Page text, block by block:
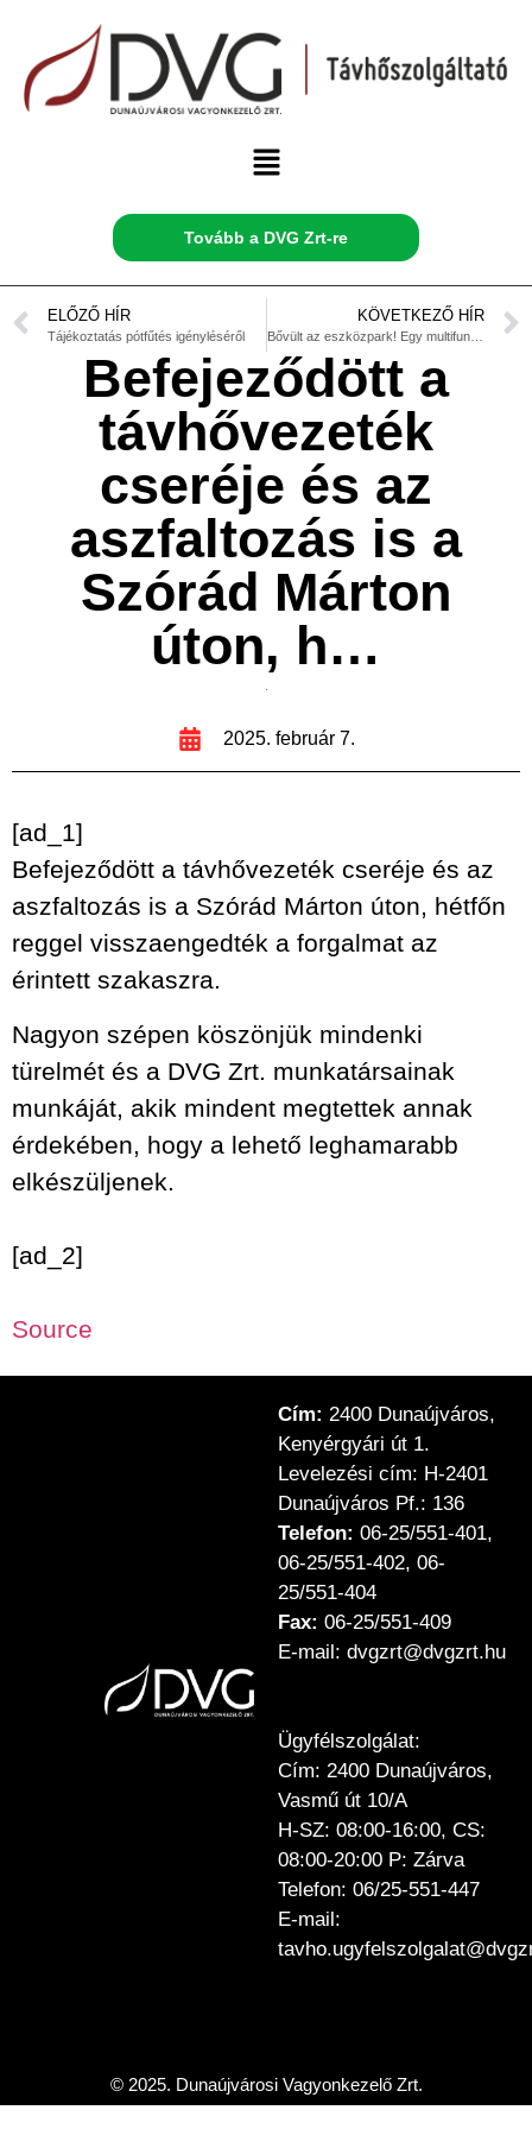
Tovább a DVG Zrt-re
ELŐZŐ HÍR
Tájékoztatás pótfűtés igényléséről
KÖVETKEZŐ HÍR
Bővült az eszközpark! Egy multifunkciós, több munkafolyamatra is alkalmazható…
Befejeződött a
távhővezeték
cseréje és az
aszfaltozás is a
Szórád Márton
úton, h…
2025. február 7.
[ad_1]
Befejeződött a távhővezeték cseréje és az
aszfaltozás is a Szórád Márton úton, hétfőn
reggel visszaengedték a forgalmat az
érintett szakaszra.
Nagyon szépen köszönjük mindenki
türelmét és a DVG Zrt. munkatársainak
munkáját, akik mindent megtettek annak
érdekében, hogy a lehető leghamarabb
elkészüljenek.
[ad_2]
Source
Cím: 2400 Dunaújváros,
Kenyérgyári út 1.
Levelezési cím: H-2401
Dunaújváros Pf.: 136
Telefon: 06-25/551-401,
06-25/551-402, 06-
25/551-404
Fax: 06-25/551-409
E-mail: dvgzrt@dvgzrt.hu
Ügyfélszolgálat:
Cím: 2400 Dunaújváros,
Vasmű út 10/A
H-SZ: 08:00-16:00, CS:
08:00-20:00 P: Zárva
Telefon: 06/25-551-447
E-mail:
© 2025. Dunaújvárosi Vagyonkezelő Zrt.